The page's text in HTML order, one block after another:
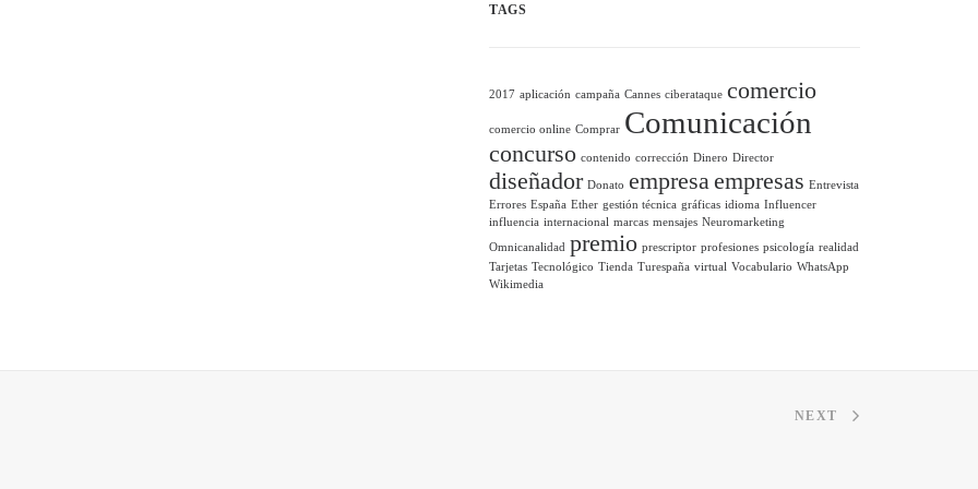
TAGS
2017 aplicación campaña Cannes ciberataque comercio
comercio online Comprar Comunicación
concurso contenido corrección Dinero Director
diseñador Donato empresaempresas Entrevista
Errores España Ether gestión técnica gráficas idioma Influencer
influencia internacional marcas mensajes Neuromarketing
Omnicanalidad premio prescriptor profesiones psicología realidad
Tarjetas Tecnológico Tienda Turespaña virtual Vocabulario WhatsApp
Wikimedia
NEXT